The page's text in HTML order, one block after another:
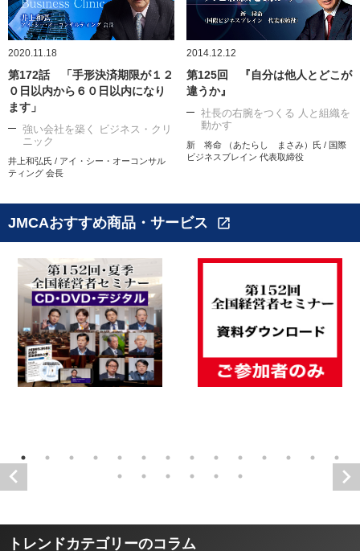
2020.11.18
第172話 「手形決済期限が１２
０日以内から６０日以内になり
ます」
強い会社を築く ビジネス・クリ
ニック
井上和弘氏 / アイ・シー・オーコンサル
ティング 会長
2014.12.12
第125回 『自分は他人とどこが
違うか』
社長の右腕をつくる 人と組織を
動かす
新 将命 （あたらし まさみ）氏 / 国際
ビジネスブレイン 代表取締役
JMCAおすすめ商品・サービス open_in_new
トレンドカテゴリーのコラム